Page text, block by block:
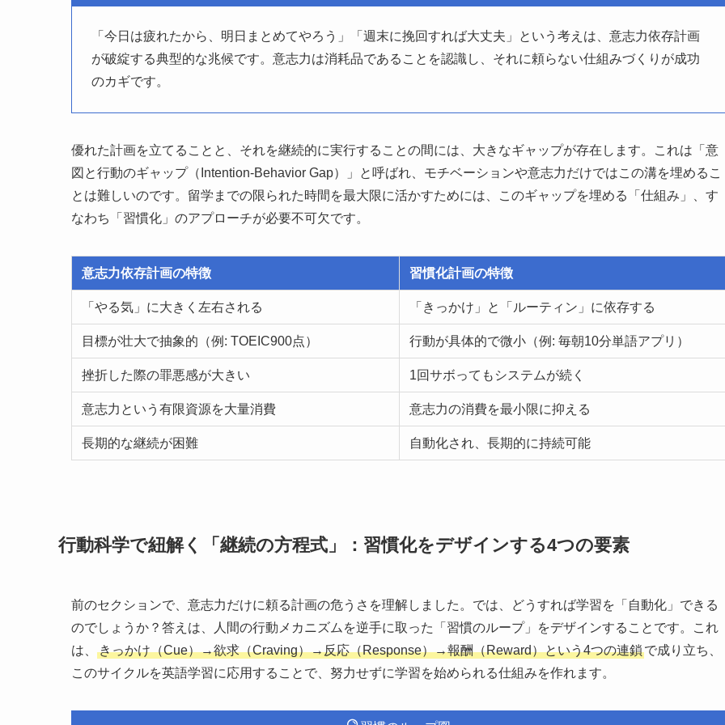
「今日は疲れたから、明日まとめてやろう」「週末に挽回すれば大丈夫」という考えは、意志力依存計画
が破綻する典型的な兆候です。意志力は消耗品であることを認識し、それに頼らない仕組みづくりが成功
のカギです。
優れた計画を立てることと、それを継続的に実行することの間には、大きなギャップが存在します。これは「意
図と行動のギャップ（Intention-Behavior Gap）」と呼ばれ、モチベーションや意志力だけではこの溝を埋めるこ
とは難しいのです。留学までの限られた時間を最大限に活かすためには、このギャップを埋める「仕組み」、す
なわち「習慣化」のアプローチが必要不可欠です。
意志力依存計画の特徴 習慣化計画の特徴
「やる気」に大きく左右される 「きっかけ」と「ルーティン」に依存する
目標が壮大で抽象的（例: TOEIC900点） 行動が具体的で微小（例: 毎朝10分単語アプリ）
挫折した際の罪悪感が大きい 1回サボってもシステムが続く
意志力という有限資源を大量消費 意志力の消費を最小限に抑える
長期的な継続が困難 自動化され、長期的に持続可能
行動科学で紐解く「継続の方程式」：習慣化をデザインする4つの要素
前のセクションで、意志力だけに頼る計画の危うさを理解しました。では、どうすれば学習を「自動化」できる
のでしょうか？答えは、人間の行動メカニズムを逆手に取った「習慣のループ」をデザインすることです。これ
は、
きっかけ（Cue）→欲求（Craving）→反応（Response）→報酬（Reward）という4つの連鎖で成り立ち、
このサイクルを英語学習に応用することで、努力せずに学習を始められる仕組みを作れます。